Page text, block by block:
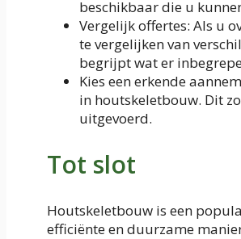
beschikbaar die u
Vergelijk offertes: Als u
te vergelijken van
begrijpt wat er
Kies een erkende
in houtskeletbouw. Dit
uitgevoerd.
Tot slot
Houtskeletbouw is een
efficiënte en duurzame